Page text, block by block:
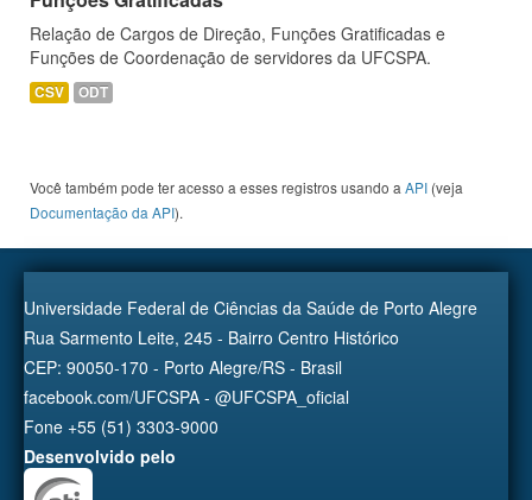
Relação de Cargos de Direção, Funções Gratificadas e
Funções de Coordenação de servidores da UFCSPA.
CSV ODT
Você também pode ter acesso a esses registros usando a API (veja
Documentação da API).
Universidade Federal de Ciências da Saúde de Porto Alegre
Rua Sarmento Leite, 245 - Bairro Centro Histórico
CEP: 90050-170 - Porto Alegre/RS - Brasil
facebook.com/UFCSPA - @UFCSPA_oficial
Fone +55 (51) 3303-9000
Desenvolvido pelo